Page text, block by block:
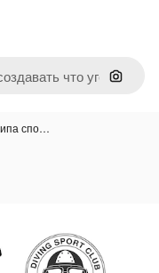
Поиск
спо…